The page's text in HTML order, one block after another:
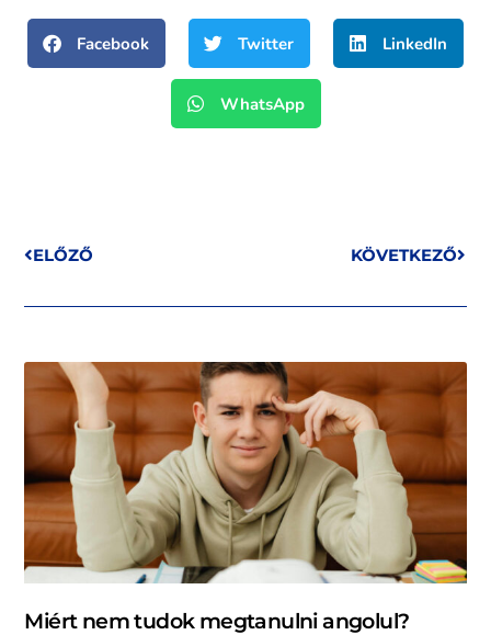
Facebook Twitter LinkedIn
WhatsApp
ELŐZŐ KÖVETKEZŐ
Miért nem tudok megtanulni angolul?